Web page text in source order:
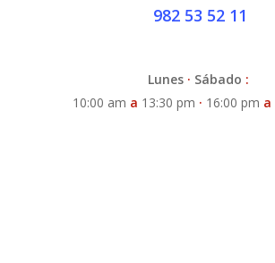
982 53 52 11
Lunes · Sábado :
10:00 am a 13:30 pm · 16:00 pm a